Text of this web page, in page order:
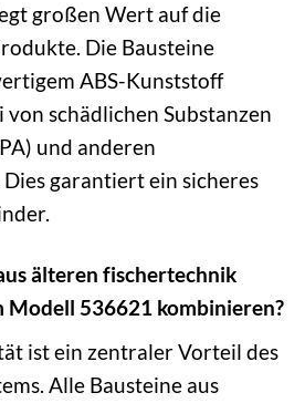
großen Wert auf die
Die Bausteine
ABS-Kunststoff
schädlichen Substanzen
und anderen
garantiert ein sicheres
älteren fischertechnik
Modell 536621 kombinieren?
ist ein zentraler Vorteil des
Alle Bausteine aus